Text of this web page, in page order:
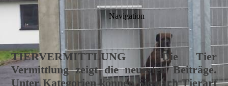
Navigation
TIERVERMITTLUNGDie Tier
Vermittlung zeigt die neuesten Beiträge.
Unter Kategorien können Sie nach Tierart